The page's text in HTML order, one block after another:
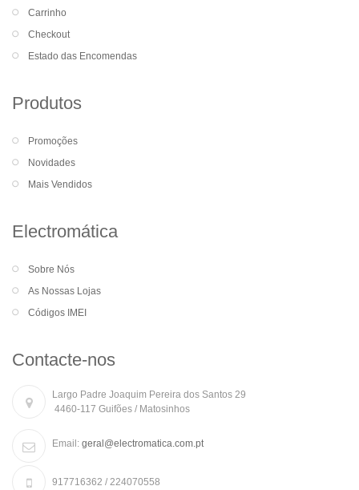
Carrinho
Checkout
Estado das Encomendas
Produtos
Promoções
Novidades
Mais Vendidos
Electromática
Sobre Nós
As Nossas Lojas
Códigos IMEI
Contacte-nos
Largo Padre Joaquim Pereira dos Santos 29
4460-117 Guifões / Matosinhos
Email: geral@electromatica.com.pt
917716362 / 224070558